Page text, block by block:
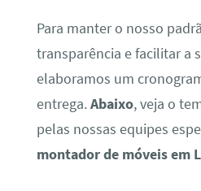
Para manter o nosso
transparência e facilitar a
elaboramos um
entrega.Abaixo, veja o
pelas nossas equipes
montador de móveis em